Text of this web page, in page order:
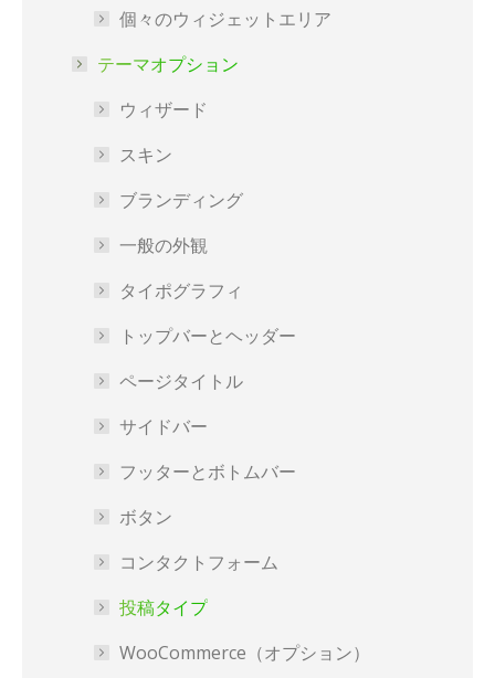
個々のウィジェットエリア
テーマオプション
ウィザード
スキン
ブランディング
一般の外観
タイポグラフィ
トップバーとヘッダー
ページタイトル
サイドバー
フッターとボトムバー
ボタン
コンタクトフォーム
投稿タイプ
WooCommerce（オプション）